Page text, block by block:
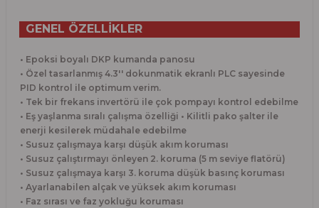
GENEL ÖZELLİKLER
• Epoksi boyalı DKP kumanda panosu
• Özel tasarlanmış 4.3'' dokunmatik ekranlı PLC sayesinde
PID kontrol ile optimum verim.
• Tek bir frekans invertörü ile çok pompayı kontrol edebilme
• Eş yaşlanma sıralı çalışma özelliği • Kilitli pako şalter ile
enerji kesilerek müdahale edebilme
• Susuz çalışmaya karşı düşük akım koruması
• Susuz çalıştırmayı önleyen 2. koruma (5 m seviye flatörü)
• Susuz çalışmaya karşı 3. koruma düşük basınç koruması
• Ayarlanabilen alçak ve yüksek akım koruması
• Faz sırası ve faz yokluğu koruması